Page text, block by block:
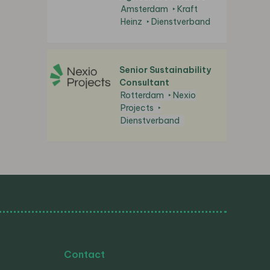
Amsterdam
Kraft
Heinz
Dienstverband
Senior Sustainability
Consultant
Rotterdam
Nexio
Projects
Dienstverband
Contact